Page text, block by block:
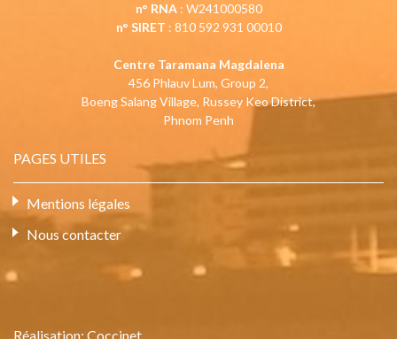
n° RNA: W241000580
n° SIRET : 810 592 931 00010
Centre Taramana Magdalena
456 Phlauv Lum, Group 2,
Boeng Salang Village, Russey Keo District,
Phnom Penh
PAGES UTILES
Mentions légales
Nous contacter
Réalisation: Coccinet